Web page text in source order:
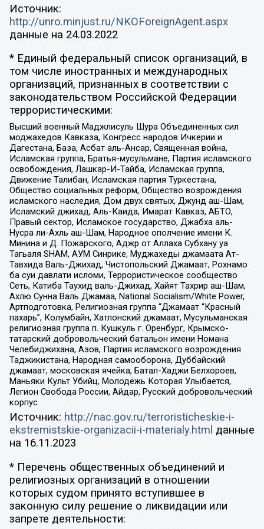
Источник:
http://unro.minjust.ru/NKOForeignAgent.aspx
данные на 24.03.2022
* Единый федеральный список организаций, в
том числе иностранных и международных
организаций, признанных в соответствии с
законодательством Российской Федерации
террористическими:
Высший военный Маджлисуль Шура Объединенных сил
моджахедов Кавказа, Конгресс народов Ичкерии и
Дагестана, База, Асбат аль-Ансар, Священная война,
Исламская группа, Братья-мусульмане, Партия исламского
освобождения, Лашкар-И-Тайба, Исламская группа,
Движение Талибан, Исламская партия Туркестана,
Общество социальных реформ, Общество возрождения
исламского наследия, Дом двух святых, Джунд аш-Шам,
Исламский джихад, Аль-Каида, Имарат Кавказ, АБТО,
Правый сектор, Исламское государство, Джабха аль-
Нусра ли-Ахль аш-Шам, Народное ополчение имени К.
Минина и Д. Пожарского, Аджр от Аллаха Субхану уа
Тагьаля SHAM, АУМ Синрике, Муджахеды джамаата Ат-
Тавхида Валь-Джихад, Чистопольский Джамаат, Рохнамо
ба суи давлати исломи, Террористическое сообщество
Сеть, Катиба Таухид валь-Джихад, Хайят Тахрир аш-Шам,
Ахлю Сунна Валь Джамаа, National Socialism/White Power,
Артподготовка, Религиозная группа “Джамаат “Красный
пахарь”, Колумбайн, Хатлонский джамаат, Мусульманская
религиозная группа п. Кушкуль г. Оренбург, Крымско-
татарский добровольческий батальон имени Номана
Челебиджихана, Азов, Партия исламского возрождения
Таджикистана, Народная самооборона, Дуббайский
джамаат, московская ячейка, Батал-Хаджи Белхороев,
Маньяки Культ Убийц, Молодёжь Которая Улыбается,
Легион Свобода России, Айдар, Русский добровольческий
корпус
Источник: http://nac.gov.ru/terroristicheskie-i-
ekstremistskie-organizacii-i-materialy.html данные
на 16.11.2023
* Перечень общественных объединений и
религиозных организаций в отношении
которых судом принято вступившее в
законную силу решение о ликвидации или
запрете деятельности: